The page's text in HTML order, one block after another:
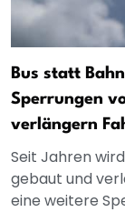
Bus statt
Sperrungen
verlängern
Seit Jahren
gebaut und
eine weitere